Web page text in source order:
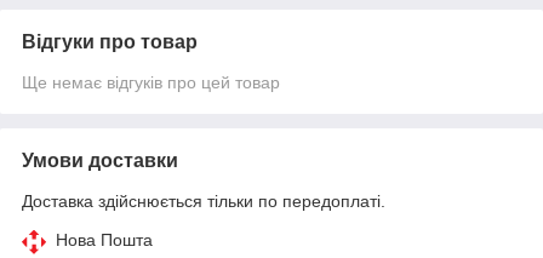
Відгуки про товар
Ще немає відгуків про цей товар
Умови доставки
Доставка здійснюється тільки по передоплаті.
Нова Пошта